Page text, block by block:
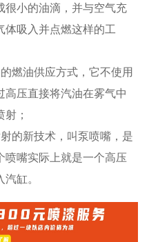
很小的油滴，并与空气充
体吸入并点燃这样的工
燃油供应方式，它不使用
高压直接将汽油在雾气中
；
的新技术，叫泵喷嘴，是
喷嘴实际上就是一个高压
缸。